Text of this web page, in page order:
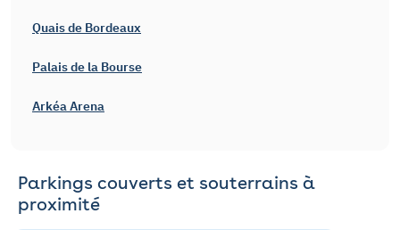
Quais de Bordeaux
Palais de la Bourse
Arkéa Arena
Parkings couverts et souterrains à
proximité